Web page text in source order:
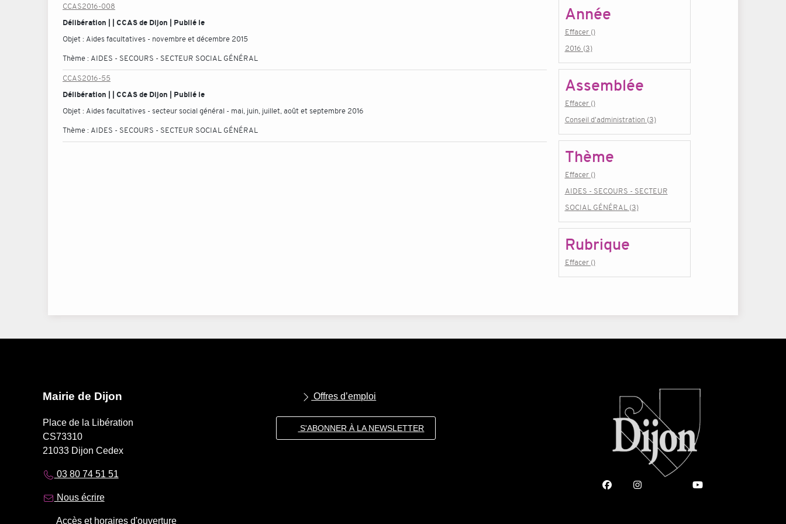
CCAS2016-008
Délibération | | CCAS de Dijon | Publié le
Objet : Aides facultatives - novembre et décembre 2015
Thème : AIDES - SECOURS - SECTEUR SOCIAL GÉNÉRAL
CCAS2016-55
Délibération | | CCAS de Dijon | Publié le
Objet : Aides facultatives - secteur social général - mai, juin, juillet, août et septembre 2016
Thème : AIDES - SECOURS - SECTEUR SOCIAL GÉNÉRAL
Année
Effacer ()
2016 (3)
Assemblée
Effacer ()
Conseil d'administration (3)
Thème
Effacer ()
AIDES - SECOURS - SECTEUR
SOCIAL GÉNÉRAL (3)
Rubrique
Effacer ()
Mairie de Dijon
Place de la Libération
CS73310
21033 Dijon Cedex
03 80 74 51 51
Nous écrire
Accès et horaires d'ouverture
Offres d’emploi
S'ABONNER À LA NEWSLETTER